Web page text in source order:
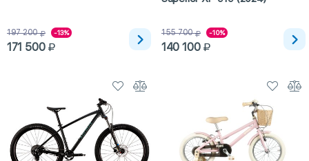
197 200 -13%
171 500
155 700 -10%
140 100